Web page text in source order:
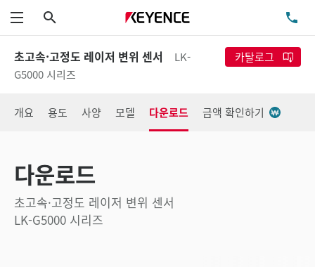
메뉴
초고속·고정도 레이저 변위 센서
LK-
G5000 시리즈
카탈로그
개요 용도 사양 모델 다운로드 금액 확인하기
다운로드
초고속·고정도 레이저 변위 센서
LK-G5000 시리즈